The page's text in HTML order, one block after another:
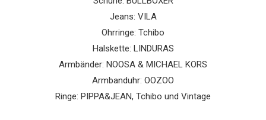
Jeans: VILA
Ohrringe: Tchibo
Halskette: LINDURAS
Armbänder: NOOSA & MICHAEL KORS
Armbanduhr: OOZOO
Ringe: PIPPA&JEAN, Tchibo und Vintage